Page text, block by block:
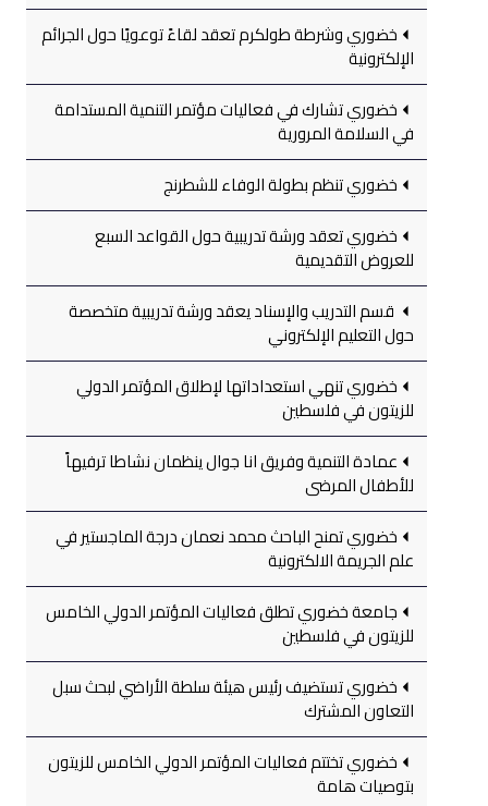
خضوري وشرطة طولكرم تعقد لقاءً توعويًا حول الجرائم
الإلكترونية
خضوري تشارك في فعاليات مؤتمر التنمية المستدامة
في السلامة المرورية
خضوري تنظم بطولة الوفاء للشطرنج
خضوري تعقد ورشة تدريبية حول القواعد السبع
للعروض التقديمية
قسم التدريب والإسناد يعقد ورشة تدريبية متخصصة
حول التعليم الإلكتروني
خضوري تنهي استعداداتها لإطلاق المؤتمر الدولي
للزيتون في فلسطين
عمادة التنمية وفريق انا جوال ينظمان نشاطا ترفيهاً
للأطفال المرضى
خضوري تمنح الباحث محمد نعمان درجة الماجستير في
علم الجريمة الالكترونية
جامعة خضوري تطلق فعاليات المؤتمر الدولي الخامس
للزيتون في فلسطين
خضوري تستضيف رئيس هيئة سلطة الأراضي لبحث سبل
التعاون المشترك
خضوري تختتم فعاليات المؤتمر الدولي الخامس للزيتون
بتوصيات هامة